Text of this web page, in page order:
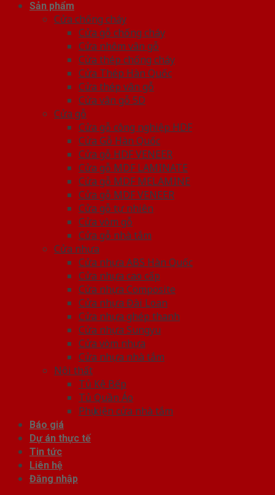
Sản phẩm
Cửa chống cháy
Cửa gỗ chống cháy
Cửa nhôm vân gỗ
Cửa thép chống cháy
Cửa Thép Hàn Quốc
Cửa thép vân gỗ
Cửa vân gỗ 5D
Cửa gỗ
Cửa gỗ công nghiệp HDF
Cửa Gỗ Hàn Quốc
Cửa gỗ HDF VENEER
Cửa gỗ MDF LAMINATE
Cửa gỗ MDF MELAMINE
Cửa gỗ MDF VENEER
Cửa gỗ tự nhiên
Cửa vòm gỗ
Cửa gỗ nhà tắm
Cửa nhựa
Cửa nhựa ABS Hàn Quốc
Cửa nhựa cao cấp
Cửa nhựa Composite
Cửa nhựa Đài Loan
Cửa nhựa ghép thanh
Cửa nhựa Sungyu
Cửa vòm nhựa
Cửa nhựa nhà tắm
Nội thất
Tủ Kệ Bếp
Tủ Quần Áo
Phụ kiện cửa nhà tắm
Báo giá
Dự án thực tế
Tin tức
Liên hệ
Đăng nhập